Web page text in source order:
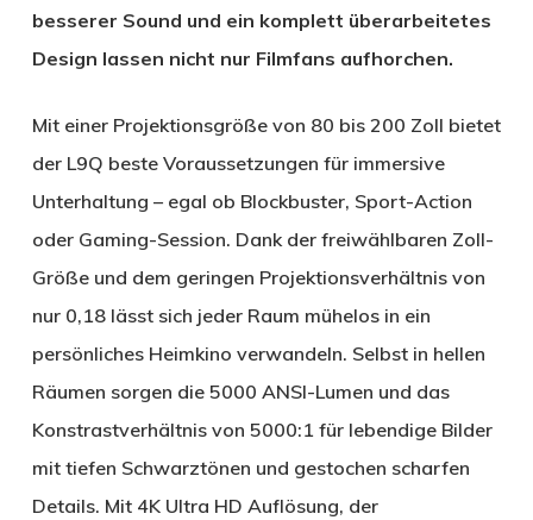
besserer Sound und ein komplett überarbeitetes
Design lassen nicht nur Filmfans aufhorchen.
Mit einer Projektionsgröße von 80 bis 200 Zoll bietet
der L9Q beste Voraussetzungen für immersive
Unterhaltung – egal ob Blockbuster, Sport-Action
oder Gaming-Session. Dank der freiwählbaren Zoll-
Größe und dem geringen Projektionsverhältnis von
nur 0,18 lässt sich jeder Raum mühelos in ein
persönliches Heimkino verwandeln. Selbst in hellen
Räumen sorgen die 5000 ANSI-Lumen und das
Konstrastverhältnis von 5000:1 für lebendige Bilder
mit tiefen Schwarztönen und gestochen scharfen
Details. Mit 4K Ultra HD Auflösung, der